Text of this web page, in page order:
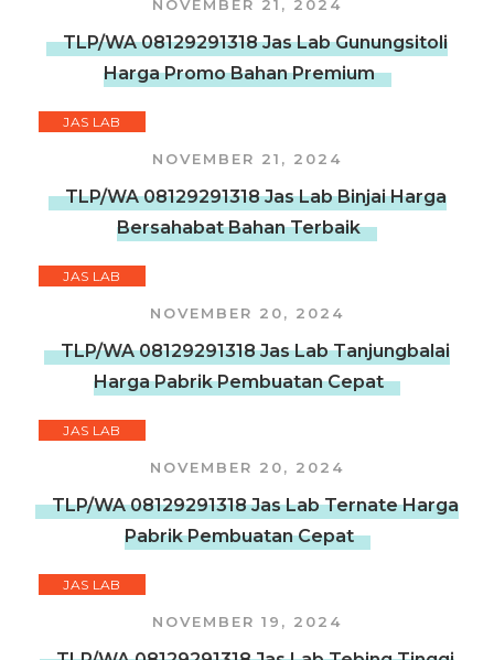
NOVEMBER 21, 2024
TLP/WA 08129291318 Jas Lab Gunungsitoli
Harga Promo Bahan Premium
JAS LAB
NOVEMBER 21, 2024
TLP/WA 08129291318 Jas Lab Binjai Harga
Bersahabat Bahan Terbaik
JAS LAB
NOVEMBER 20, 2024
TLP/WA 08129291318 Jas Lab Tanjungbalai
Harga Pabrik Pembuatan Cepat
JAS LAB
NOVEMBER 20, 2024
TLP/WA 08129291318 Jas Lab Ternate Harga
Pabrik Pembuatan Cepat
JAS LAB
NOVEMBER 19, 2024